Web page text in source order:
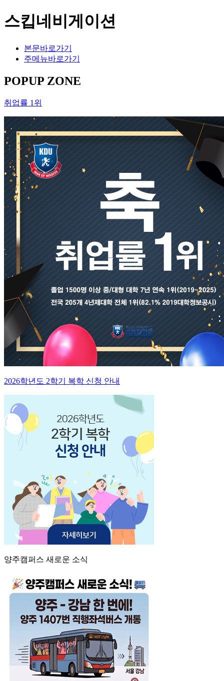
스킵네비게이션
본문바로가기
주메뉴바로가기
POPUP ZONE
취업률 1위
2026학년도 2학기 복학 신청 안내
양주캠퍼스 새로운 소식